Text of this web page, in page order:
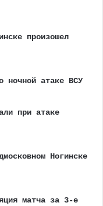
произошел
ночной атаке ВСУ
при атаке
Ногинске
матча за 3-е